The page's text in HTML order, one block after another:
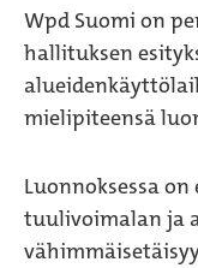
Wpd Suomi on
hallituksen
mielipiteensä
Luonnoksessa
tuulivoimalan ja